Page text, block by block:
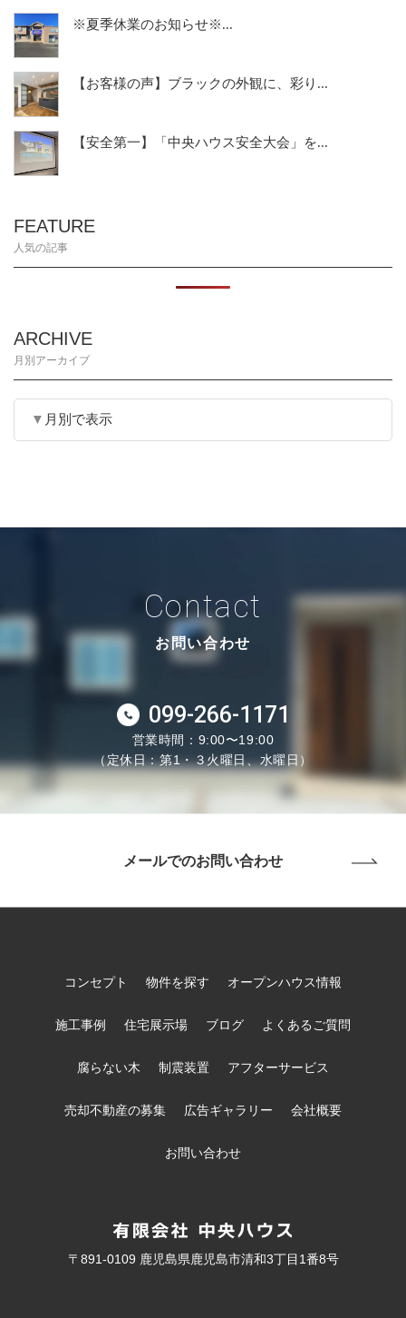
※夏季休業のお知らせ※...
【お客様の声】ブラックの外観に、彩り...
【安全第一】「中央ハウス安全大会」を...
FEATURE
人気の記事
ARCHIVE
月別アーカイブ
月別で表示
Contact
お問い合わせ
099-266-1171
営業時間：9:00〜19:00
（定休日：第1・３火曜日、水曜日）
メールでのお問い合わせ
コンセプト 物件を探す オープンハウス情報
施工事例 住宅展示場 ブログ よくあるご質問
腐らない木 制震装置 アフターサービス
売却不動産の募集 広告ギャラリー 会社概要
お問い合わせ
〒891-0109 鹿児島県鹿児島市清和3丁目1番8号